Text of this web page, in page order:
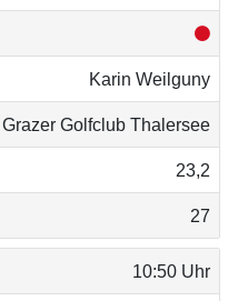
Karin Weilguny
Grazer Golfclub Thalersee
23,2
27
10:50 Uhr